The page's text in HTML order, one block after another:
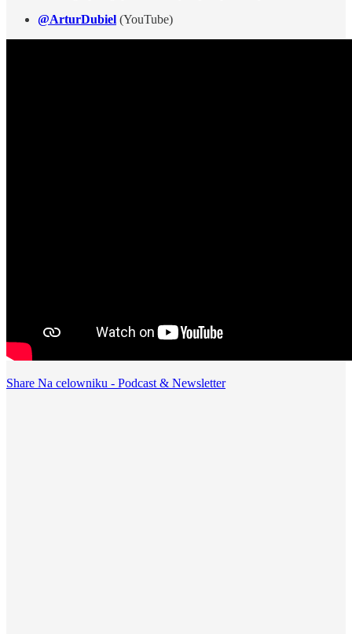
@ArturDubiel (YouTube)
Share Na celowniku - Podcast & Newsletter